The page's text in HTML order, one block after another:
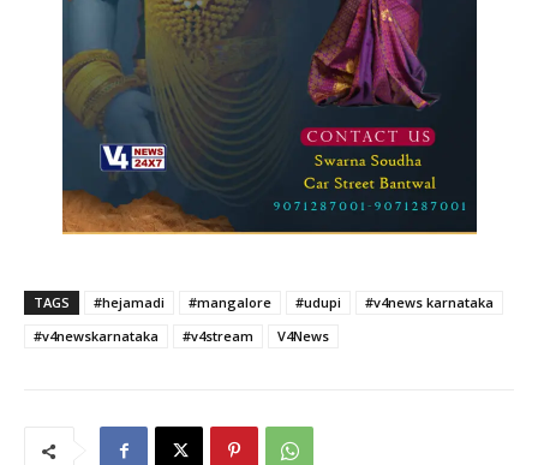
TAGS #hejamadi #mangalore #udupi
#v4news karnataka
#v4newskarnataka
#v4stream V4News